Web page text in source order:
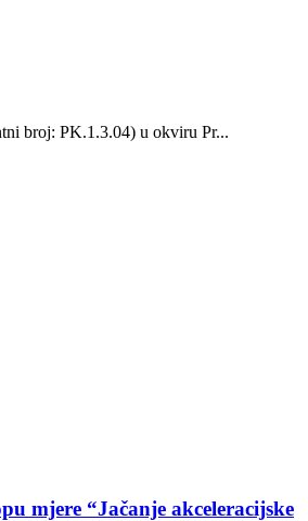
broj: PK.1.3.04) u okviru Pr...
mjere “Jačanje akceleracijske